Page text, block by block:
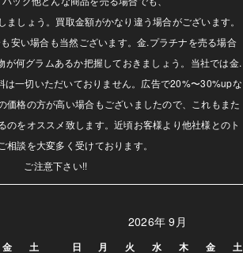
ましょう。買取金額がかなり違う場合がございます。
安い場合も当然ございます。金.プラチナを売る場合
が何グラムあるか把握しておきましょう。当社では金.
は一切いただいておりません。広告で20%〜30%upな
価格の方が高い場合もございましたので、これもまた
のをオススメ致します。近頃お客様より他社様とのト
相談を大変多く受けております。
ご注意下さい!!
金 土
2026年 9月
日 月 火 水 木 金 土